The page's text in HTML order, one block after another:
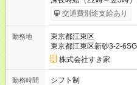
試用期間の長さ：1ヶ月
試用期間の実態は30日
同時給）
交通費別途支給あり
勤務地
東京都江東区
東京都江東区新砂3-2-
株式会社すき家
勤務時間
シフト制